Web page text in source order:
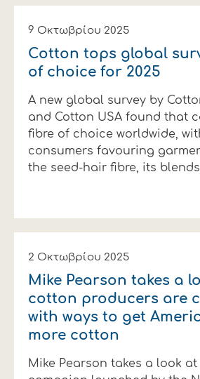
9 Οκτωβρίου 2025
Cotton tops global
of choice for 2025
A new global survey by
and Cotton USA found that
fibre of choice worldwide,
consumers favouring
the seed-hair fibre, its
2 Οκτωβρίου 2025
Mike Pearson takes a
cotton producers are
with ways to get
more cotton
Mike Pearson takes a look at